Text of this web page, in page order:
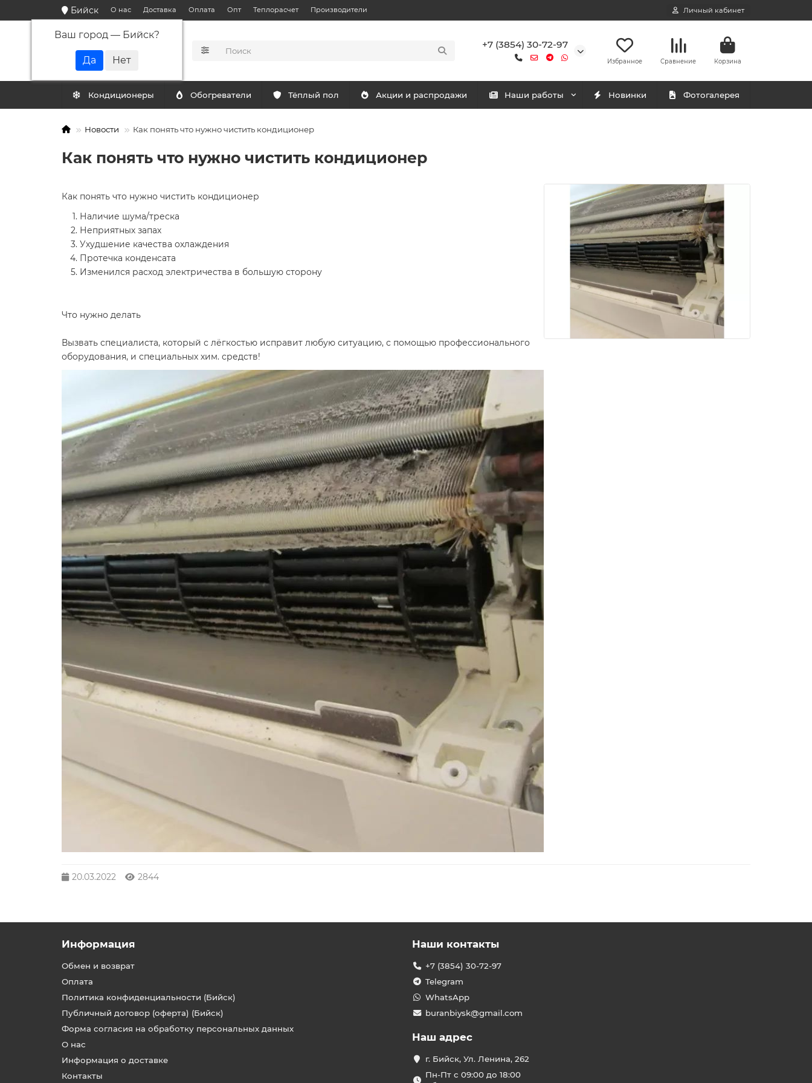
Бийск
Ваш город — Бийск?
О нас Доставка Оплата Опт Теплорасчет Производители Личный кабинет
+7 (3854) 30-72-97
Избранное Сравнение Корзина
Кондиционеры Обогреватели Тёплый пол Акции и распродажи Наши работы Новинки Фотогалерея
Новости Как понять что нужно чистить кондиционер
Как понять что нужно чистить кондиционер
Как понять что нужно чистить кондиционер
Наличие шума/треска
Неприятных запах
Ухудшение качества охлаждения
Протечка конденсата
Изменился расход электричества в большую сторону
Что нужно делать
Вызвать специалиста, который с лёгкостью исправит любую ситуацию, с помощью профессионального
оборудования, и специальных хим. средств!
20.03.2022 2844
Информация
Обмен и возврат
Оплата
Политика конфиденциальности (Бийск)
Публичный договор (оферта) (Бийск)
Форма согласия на обработку персональных данных
О нас
Информация о доставке
Контакты
Наши контакты
+7 (3854) 30-72-97
Telegram
WhatsApp
buranbiysk@gmail.com
Наш адрес
г. Бийск, Ул. Ленина, 262
Пн-Пт с 09:00 до 18:00